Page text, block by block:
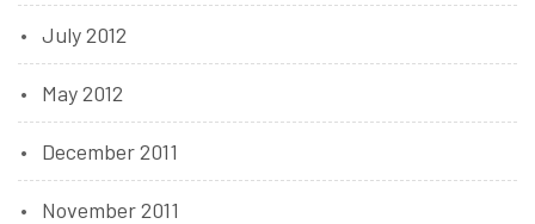
July 2012
May 2012
December 2011
November 2011